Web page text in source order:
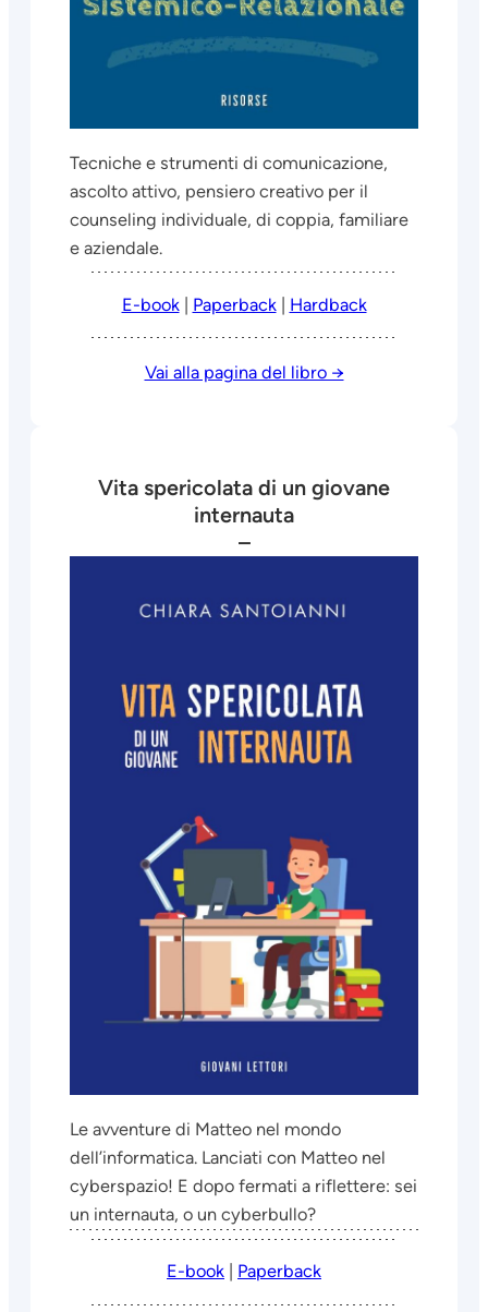
Tecniche e strumenti di comunicazione,
ascolto attivo, pensiero creativo per il
counseling individuale, di coppia, familiare
e aziendale.
E-book Paperback Hardback
Vai alla pagina del libro →
Vita spericolata di un giovane
internauta
–
Le avventure di Matteo nel mondo
dell’informatica. Lanciati con Matteo nel
cyberspazio! E dopo fermati a riflettere: sei
un internauta, o un cyberbullo?
E-book Paperback